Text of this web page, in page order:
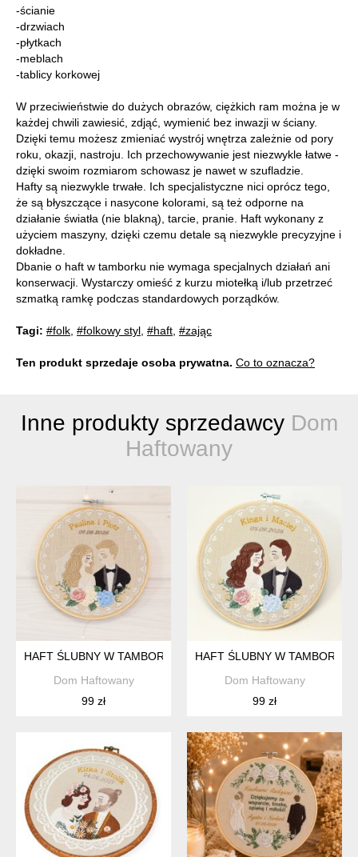
-ścianie
-drzwiach
-płytkach
-meblach
-tablicy korkowej
W przeciwieństwie do dużych obrazów, ciężkich ram można je w
każdej chwili zawiesić, zdjąć, wymienić bez inwazji w ściany.
Dzięki temu możesz zmieniać wystrój wnętrza zależnie od pory
roku, okazji, nastroju. Ich przechowywanie jest niezwykle łatwe -
dzięki swoim rozmiarom schowasz je nawet w szufladzie.
Hafty są niezwykle trwałe. Ich specjalistyczne nici oprócz tego,
że są błyszczące i nasycone kolorami, są też odporne na
działanie światła (nie blakną), tarcie, pranie. Haft wykonany z
użyciem maszyny, dzięki czemu detale są niezwykle precyzyjne i
dokładne.
Dbanie o haft w tamborku nie wymaga specjalnych działań ani
konserwacji. Wystarczy omieść z kurzu miotełką i/lub przetrzeć
szmatką ramkę podczas standardowych porządków.
Tagi: #folk #folkowy styl #haft #zając
Ten produkt sprzedaje osoba prywatna. Co to oznacza?
Inne produkty sprzedawcy Dom
Haftowany
HAFT ŚLUBNY W TAMBORKU 20 CM, INDYWIDUALNA
Dom Haftowany
99 zł
HAFT ŚLUBNY W TAMBORKU
Dom Haftowany
99 zł